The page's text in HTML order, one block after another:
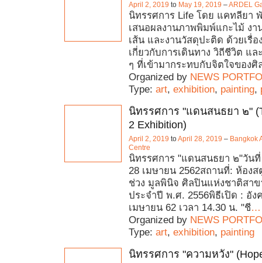
April 2, 2019 to May 19, 2019 –ARDEL
นิทรรศการ Life โดย แคทลียา
เสนอผลงานภาพพิมพ์แกะไม้ งา
เส้น และงานวัสดุปะติด ด้วยเรื่อ
เกี่ยวกับการเดินทาง วิถีชีวิต แล
ๆ ที่เข้ามากระทบกับจิตใจของศิ
Organized by NEWS
Type: art, exhibition, painting,
นิทรรศการ "แดนสนธยา ๒"
2 Exhibition)
April 2, 2019 toApril 28, 2019 – Bangkok
Centre
นิทรรศการ "แดนสนธยา ๒"วัน
28 เมษายน 2562สถานที่: ห้อง
ช่วง มูลพินิจ ศิลปินแห่งชาติสา
ประจำปี พ.ศ. 2556พิธีเปิด : อัง
เมษายน 62 เวลา 14.30 น. "ชี…
Organized by NEWS
Type: art, exhibition, painting
นิทรรศการ "ความหวัง"